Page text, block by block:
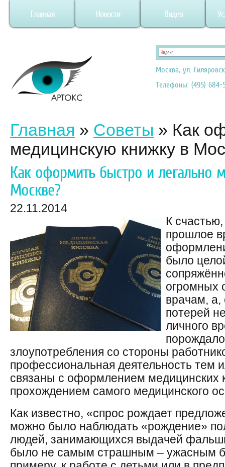
Главная Новости Видео
Москва, ул.
Телефоны: (495) 684-
Главная » Советы » Как
медицинскую книжку в
Как оформить быстро и легально
Москве?
22.11.2014
К
прошлое
было
огромных
врачам, а,
потерей
личного
злоупотребления со стороны
профессиональная деятельность тем
связаны с оформлением медицинских
прохождением самого медицинского
Как известно, «спрос рождает
можно было наблюдать «рождение»
людей, занимающихся выдачей
было не самым страшным – ужасным